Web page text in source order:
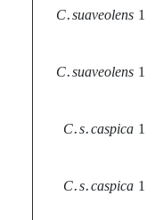
1
C. suaveolens
1
C. suaveolens
1
C. s. caspica
1
C. s. caspica